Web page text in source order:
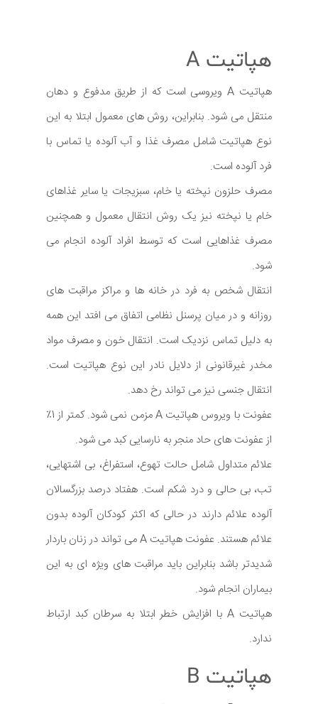
هپاتیت A
هپاتیت A ویروسی است که از طریق مدفوع و دهان
منتقل می شود. بنابراین، روش های معمول ابتلا به این
نوع هپاتیت شامل مصرف غذا و آب آلوده یا تماس با
فرد آلوده است.
مصرف حلزون نپخته یا خام، سبزیجات یا سایر غذاهای
خام یا نپخته نیز یک روش انتقال معمول و همچنین
مصرف غذاهایی است که توسط افراد آلوده انجام می
شود.
انتقال شخص به فرد در خانه ها و مراکز مراقبت های
روزانه و در میان پرسنل نظامی اتفاق می افتد این همه
به دلیل تماس نزدیک است. انتقال خون و مصرف مواد
مخدر غیرقانونی از دلایل نادر این نوع هپاتیت است.
انتقال جنسی نیز می تواند رخ دهد.
عفونت با ویروس هپاتیت A مزمن نمی شود. کمتر از 1٪
از عفونت های حاد منجر به نارسایی کبد می شود.
علائم متداول شامل حالت تهوع، استفراغ، بی اشتهایی،
تب، بی حالی و درد شکم است. هفتاد درصد بزرگسالان
آلوده علائم دارند در حالی که اکثر کودکان آلوده بدون
علائم هستند. عفونت هپاتیت A می تواند در زنان باردار
شدیدتر باشد بنابراین باید مراقبت های ویژه ای به این
بیماران انجام شود.
هپاتیت A با افزایش خطر ابتلا به سرطان کبد ارتباط
ندارد.
هپاتیت B